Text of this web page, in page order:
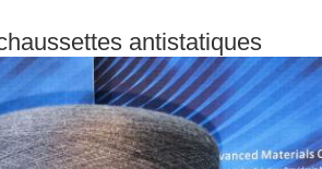
antistatiques